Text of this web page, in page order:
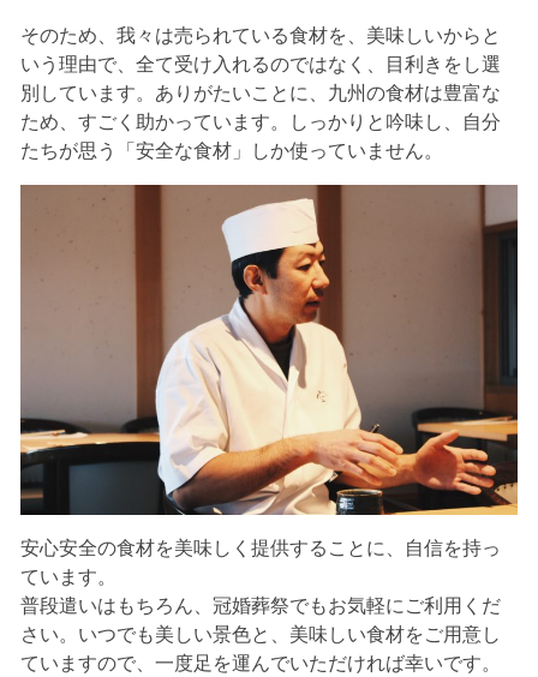
そのため、我々は売られている食材を、美味しいからと
いう理由で、全て受け入れるのではなく、目利きをし選
別しています。ありがたいことに、九州の食材は豊富な
ため、すごく助かっています。しっかりと吟味し、自分
たちが思う「安全な食材」しか使っていません。
安心安全の食材を美味しく提供することに、自信を持っ
ています。
普段遣いはもちろん、冠婚葬祭でもお気軽にご利用くだ
さい。いつでも美しい景色と、美味しい食材をご用意し
ていますので、一度足を運んでいただければ幸いです。